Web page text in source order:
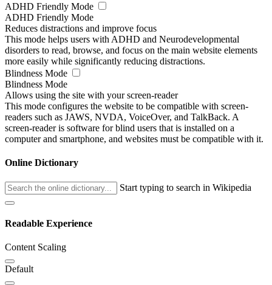
ADHD Friendly Mode
ADHD Friendly Mode
Reduces distractions and improve focus
This mode helps users with ADHD and Neurodevelopmental
disorders to read, browse, and focus on the main website elements
more easily while significantly reducing distractions.
Blindness Mode
Blindness Mode
Allows using the site with your screen-reader
This mode configures the website to be compatible with screen-
readers such as JAWS, NVDA, VoiceOver, and TalkBack. A
screen-reader is software for blind users that is installed on a
computer and smartphone, and websites must be compatible with it.
Online Dictionary
Start typing to search in Wikipedia
Readable Experience
Content Scaling
Default